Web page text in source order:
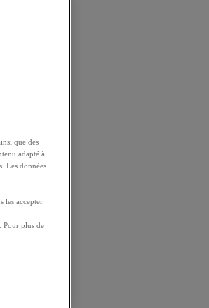
que des
adapté à
Les données
les accepter.
Pour plus de